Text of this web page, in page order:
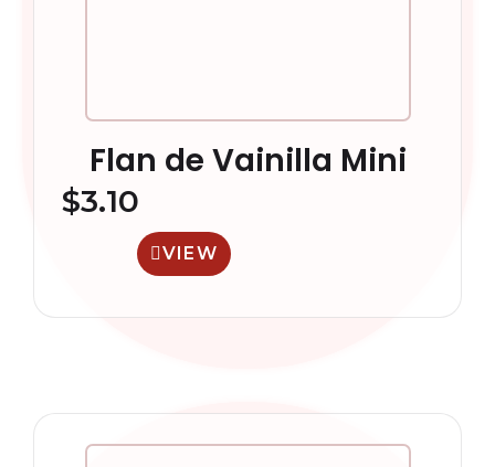
Flan de Vainilla Mini
$3.10
VIEW